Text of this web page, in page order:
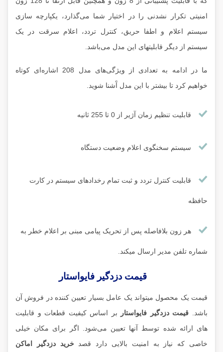
امنیتی تکرار نشدنی را در اختیار شما می‌گذارد، یکپارچه سازی
سیستم اعلام و اطفا حریق، کنترل تردد، اعلام سرقت در یک
سیستم از دیگر قابلیتهای این مدل می‌باشد.
ما در ادامه به تعدادی از ویژگی‌های مدل 208 اشاره‌ای کوتاه
خواهیم کرد تا بیشتر با این مدل آَشنا شوید.
قابلیت تنظیم زمان آژیر از 0 تا 255 ثانیه
سیستم سخنگوی اعلام وضعیت دستگاه
قابلیت کنترل تردد و ثبت تمام رخدادهای سیستم در کارت
حافظه
هر زون بلافاصله پس از تحریک پیامی مبنی بر اعلام خطر به
شماره تلفن مدیر ارسال میکند.
قیمت دزدگیر فایواستار
قیمت یک محصول میتواند یک عامل بسیار تعیین کننده در فروش آن
باشد. قیمت دزدگیر فایواستار بر اساس کیفیت قطعات و قابلیت
های ارائه شده توسط آنها تعیین می‌شود. اگر برای مکان خیلی
خاصی که نیاز به امنیت بالایی دارد قصدخرید دزدگیر اماکن